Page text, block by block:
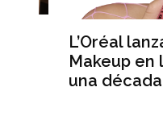
L’Oréal lanza
Makeup en la
una década